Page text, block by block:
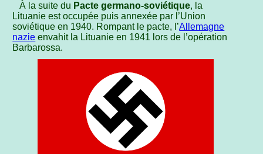
À la suite du Pacte germano-soviétique, la
Lituanie est occupée puis annexée par l’Union
soviétique en 1940. Rompant le pacte, l’Allemagne
nazie envahit la Lituanie en 1941 lors de l’opération
Barbarossa.